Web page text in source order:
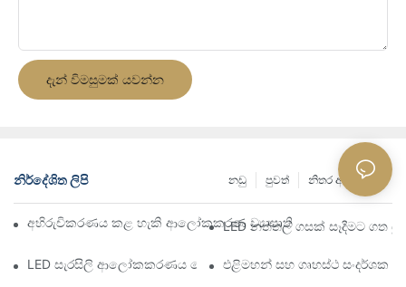
දැන් විමසුමක් යවන්න
නිර්දේශිත ලිපි නිතර අසන පැන
පුවත්
නඩු
අභිරුචිකරණය කළ හැකි ආලෝකකරණ ව්‍යාපෘති සඳහා LED Neon
LED නත්තල් ගසක් සෑදීමට ගත
LED සැරසිලි ආලෝකකරණය තෝරා ගැනීම සඳහා අවසාන
එළිමහන් සහ ගෘහස්ථ සංදර්ශක